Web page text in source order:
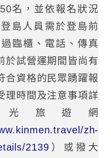
名，並依報名狀況
島人員需於登島前
臨櫃、電話、傳真
於試營運期間皆尚有
合資格的民眾踴躍報
理時間及注意事項詳
旅遊網
zh-
2139 ）或撥大